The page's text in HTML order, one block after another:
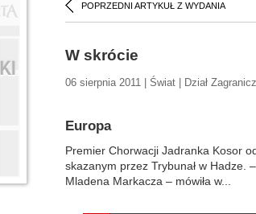
POPRZEDNI ARTYKUŁ Z WYDANIA
W skrócie
06 sierpnia 2011 | Świat | Dział
Europa
Premier Chorwacji Jadranka Kosor
skazanym przez Trybunał w Hadze.
Mladena Markacza – mówiła w...